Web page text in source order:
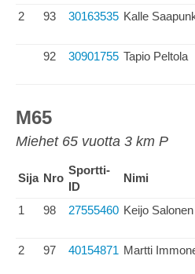
2 93 30163535 Kalle
92 30901755 Tapio Peltola
M65
Miehet 65 vuotta 3 km P
Sija Nro
Sportti-
ID
Nimi
1 98 27555460 Keijo Salonen
2 97 40154871 Martti